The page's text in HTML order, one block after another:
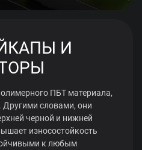
И
ПБТ материала,
Другими словами, они
черной и нижней
износостойкость
к любым